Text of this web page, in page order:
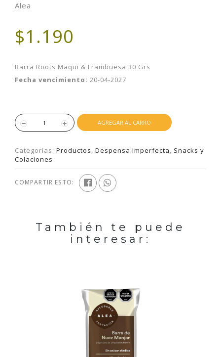
Alea
$1.190
Barra Roots Maqui & Frambuesa 30 Grs
Fecha vencimiento: 20-04-2027
AGREGAR AL CARRO
Categorías: Productos, Despensa Imperfecta, Snacks y
Colaciones
COMPARTIR ESTO:
También te puede
interesar: